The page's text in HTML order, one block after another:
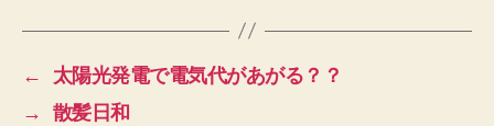
←
太陽光発電で電気代があがる？？
→
散髪日和